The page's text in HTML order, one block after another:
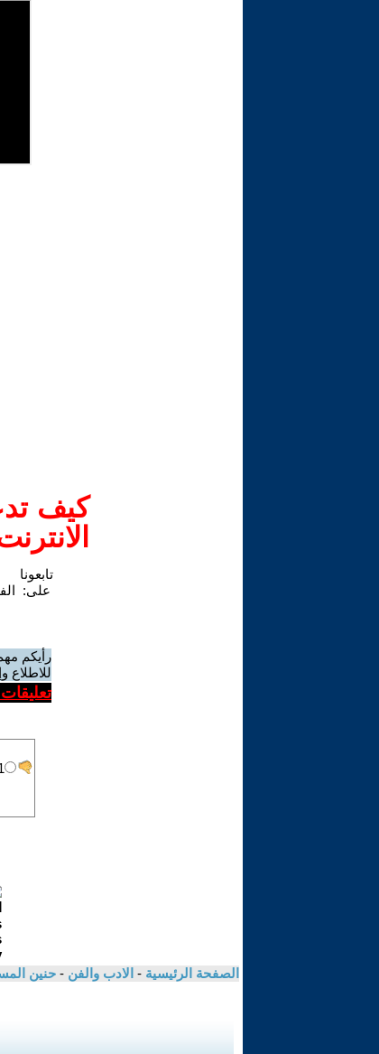
كيف
تابعونا
على:
رأيكم
للاطلاع
الصفحة الرئيسية - الادب والفن - حنين